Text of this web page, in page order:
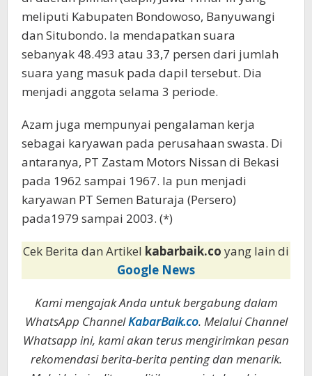
meliputi Kabupaten Bondowoso, Banyuwangi
dan Situbondo. Ia mendapatkan suara
sebanyak 48.493 atau 33,7 persen dari jumlah
suara yang masuk pada dapil tersebut. Dia
menjadi anggota selama 3 periode.
Azam juga mempunyai pengalaman kerja
sebagai karyawan pada perusahaan swasta. Di
antaranya, PT Zastam Motors Nissan di Bekasi
pada 1962 sampai 1967. Ia pun menjadi
karyawan PT Semen Baturaja (Persero)
pada1979 sampai 2003. (*)
Cek Berita dan Artikel kabarbaik.co yang lain di
Google News
Kami mengajak Anda untuk bergabung dalam
WhatsApp ChannelKabarBaik.co. Melalui Channel
Whatsapp ini, kami akan terus mengirimkan pesan
rekomendasi berita-berita penting dan menarik.